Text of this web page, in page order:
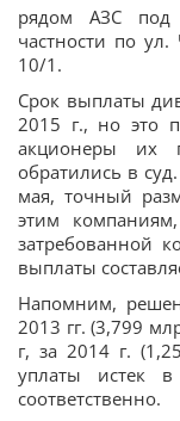
рядом АЗС
частности по
10/1.
Срок выплаты
2015 г., но это
акционеры их
обратились в
мая, точный
этим
затребованной
выплаты
Напомним,
2013 гг. (3,799
г, за 2014 г.
уплаты истек
соответственно.